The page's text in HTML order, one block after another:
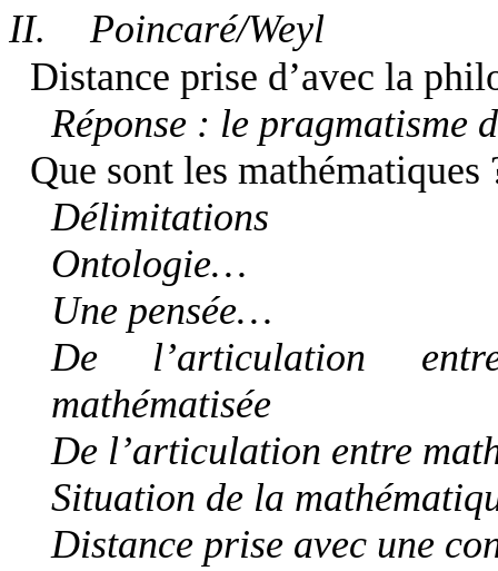
II.
Poincaré/Weyl
Distance prise d’avec la
Réponse : le pragmatisme
Que sont les mathématiques
Délimitations
Ontologie…
Une pensée…
De l’articulation
mathématisée
De l’articulation entre
Situation de la
Distance prise avec une